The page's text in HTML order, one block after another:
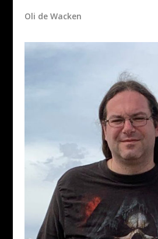
Oli de Wacken